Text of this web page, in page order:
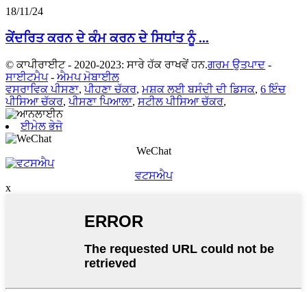
18/11/24
ਕੇਂਦਰਿਤ ਕਰਨ ਦੇ ਕੰਮ ਕਰਨ ਦੇ ਸਿਧਾਂਤ ਨੂੰ ...
© ਕਾਪੀਰਾਈਟ - 2020-2023: ਸਾਰੇ ਹੱਕ ਰਾਖਵੇਂ ਹਨ.ਗਰਮ ਉਤਪਾਦ -
ਸਾਈਟਮੈਪ- ਐਮਪ ਮੋਬਾਈਲ
ਵਸਰਾਵਿਕ ਪੀਸਣਾ,ਪੀਹਣਾ ਚੱਕਰ, ਮਸ਼ਕ ਲਈ ਬਸੰਦੀ ਦੀ ਡਿਸਕ, 6 ਇੰਚ
ਪੀਸਿਆ ਚੱਕਰ,ਪੀਸਣਾ ਪਿਆਲਾ, ਸਟੀਲ ਪੀਸਿਆ ਚੱਕਰ,
ਈਮੇਲ ਭੇਜੋ
WeChat
ਵਟਸਐਪ
x